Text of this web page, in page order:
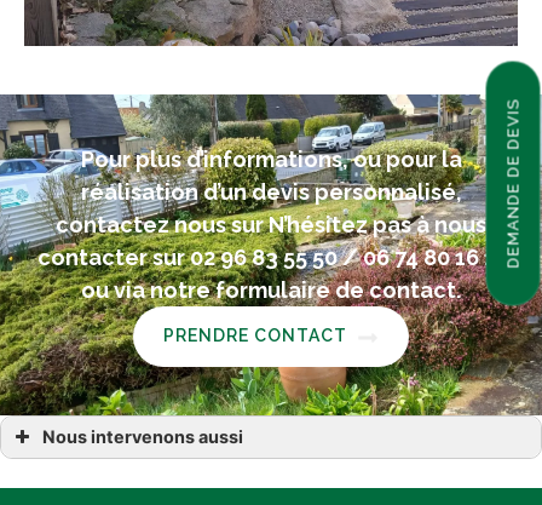
Pour plus d’informations, ou pour la
réalisation d’un devis personnalisé,
contactez nous sur N’hésitez pas à nous
contacter sur 02 96 83 55 50 / 06 74 80 16 11
ou via notre formulaire de contact.
PRENDRE CONTACT
Nous intervenons aussi
DEMANDE DE DEVIS